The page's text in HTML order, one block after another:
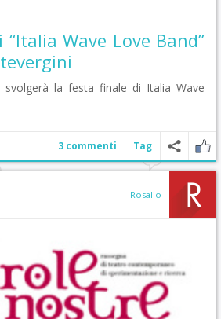
Wave Love Band”
svolgerà la festa finale di Italia Wave
3 commenti Tag
Rosalio